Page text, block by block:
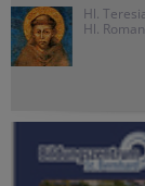
Hl.
Hl.